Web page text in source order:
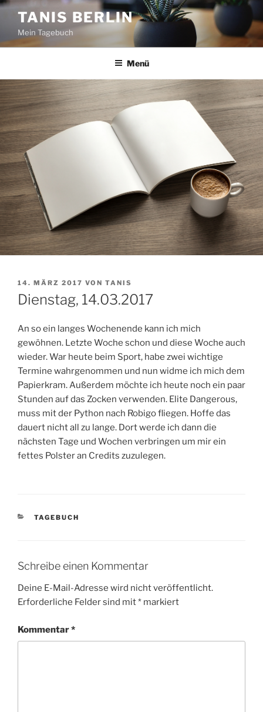
Zum
Inhalt
springen
TANIS BERLIN
Mein Tagebuch
Menü
VERÖFFENTLICHT
AM
14. MÄRZ 2017 VON TANIS
Dienstag, 14.03.2017
An so ein langes Wochenende kann ich mich
gewöhnen. Letzte Woche schon und diese Woche auch
wieder. War heute beim Sport, habe zwei wichtige
Termine wahrgenommen und nun widme ich mich dem
Papierkram. Außerdem möchte ich heute noch ein paar
Stunden auf das Zocken verwenden. Elite Dangerous,
muss mit der Python nach Robigo fliegen. Hoffe das
dauert nicht all zu lange. Dort werde ich dann die
nächsten Tage und Wochen verbringen um mir ein
fettes Polster an Credits zuzulegen.
KATEGORIEN
TAGEBUCH
Schreibe einen Kommentar
Deine E-Mail-Adresse wird nicht veröffentlicht.
Erforderliche Felder sind mit* markiert
Kommentar*